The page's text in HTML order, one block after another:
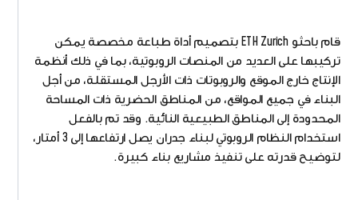
قام باحثو ETH Zurich بتصميم أداة طباعة مخصصة يمكن
تركيبها على العديد من المنصات الروبوتية، بما في ذلك أنظمة
الإنتاج خارج الموقع والروبوتات ذات الأرجل المستقلة، من أجل
البناء في جميع المواقع، من المناطق الحضرية ذات المساحة
المحدودة إلى المناطق الطبيعية النائية. وقد تم بالفعل
استخدام النظام الروبوتي لبناء جدران يصل ارتفاعها إلى 3 أمتار،
لتوضيح قدرته على تنفيذ مشاريع بناء كبيرة.